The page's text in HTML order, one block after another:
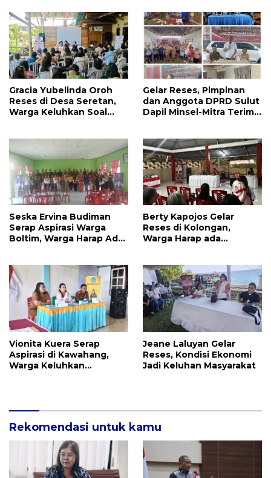
Warga
Gracia Yubelinda Oroh
Reses di Desa Seretan,
Warga Keluhkan Soal
Gelar Reses, Pimpinan
dan Anggota DPRD Sulut
Dapil Minsel-Mitra Terima
Seska Ervina Budiman
Serap Aspirasi Warga
Boltim, Warga Harap Ada
Berty Kapojos Gelar
Reses di Kolongan,
Warga Harap ada
Vionita Kuera Serap
Aspirasi di Kawahang,
Warga Keluhkan
Jeane Laluyan Gelar
Reses, Kondisi Ekonomi
Jadi Keluhan Masyarakat
Rekomendasi untuk kamu